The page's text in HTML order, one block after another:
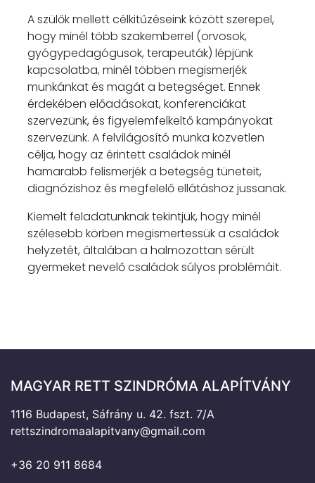
A szülők mellett célkitűzéseink között szerepel,
hogy minél több szakemberrel (orvosok,
gyógypedagógusok, terapeuták) lépjünk
kapcsolatba, minél többen megismerjék
munkánkat és magát a betegséget. Ennek
érdekében előadásokat, konferenciákat
szervezünk, és figyelemfelkeltő kampányokat
szervezünk. A felvilágosító munka közvetlen
célja, hogy az érintett családok minél
hamarabb felismerjék a betegség tüneteit,
diagnózishoz és megfelelő ellátáshoz jussanak.
Kiemelt feladatunknak tekintjük, hogy minél
szélesebb körben megismertessük a családok
helyzetét, általában a halmozottan sérült
gyermeket nevelő családok súlyos problémáit.
MAGYAR RETT SZINDRÓMA ALAPÍTVÁNY
1116 Budapest, Sáfrány u. 42. fszt. 7/A
rettszindromaalapitvany@gmail.com
+36 20 911 8684